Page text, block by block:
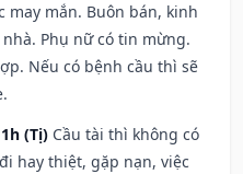
mắn. Buôn bán, kinh
Phụ nữ có tin mừng.
Nếu có bệnh cầu thì sẽ
(Tị) Cầu tài thì không có
hay thiệt, gặp nạn, việc